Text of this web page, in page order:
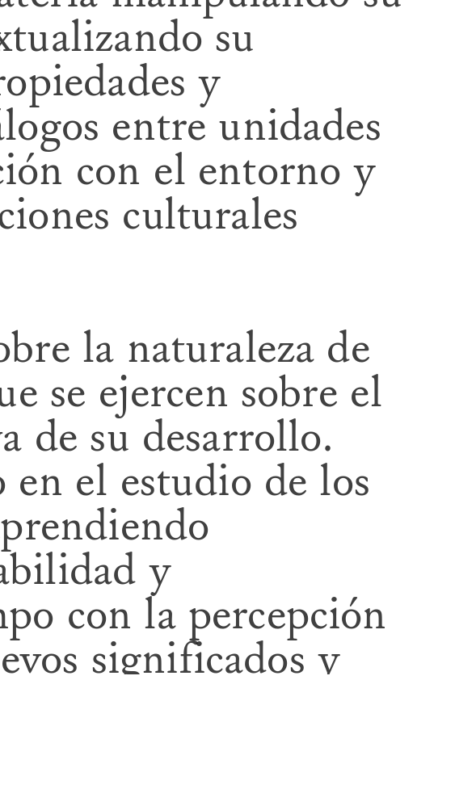
su
y
entre unidades
con el entorno y
culturales
la naturaleza de
se ejercen sobre el
de su desarrollo.
en el estudio de los
y
con la percepción
significados y